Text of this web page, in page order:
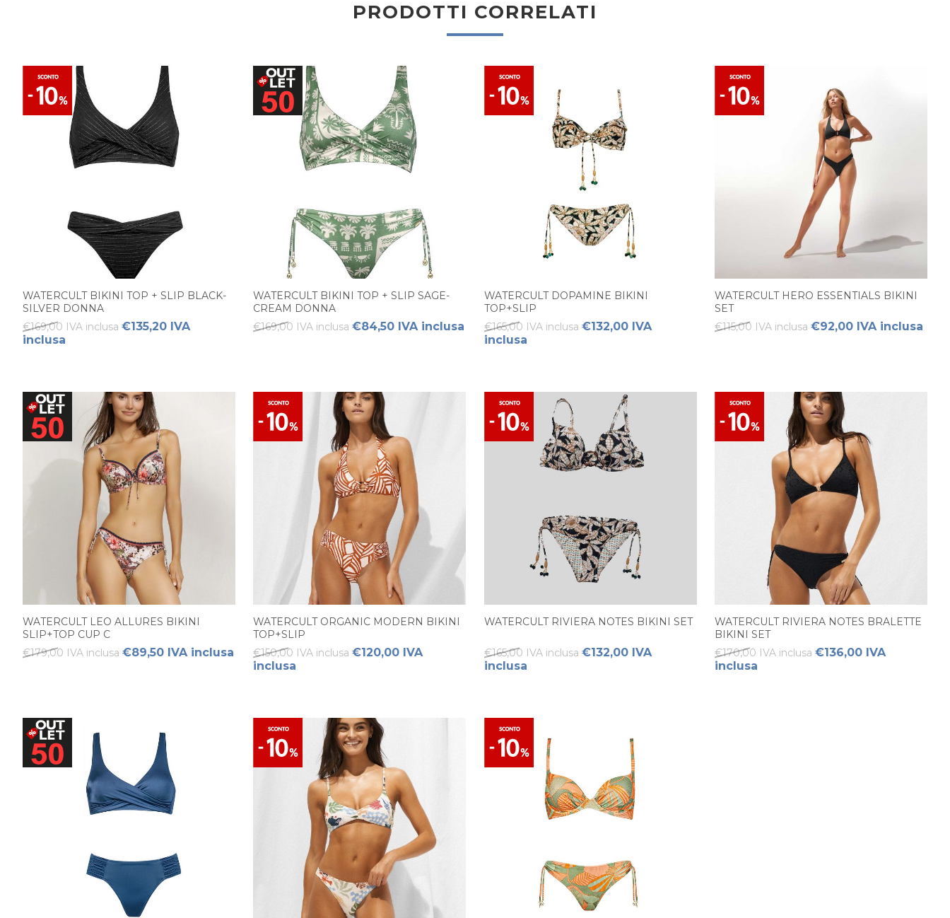
PRODOTTI CORRELATI
WATERCULT BIKINI TOP + SLIP BLACK-
SILVER DONNA
€169,00 IVA inclusa €135,20 IVA
inclusa
WATERCULT BIKINI TOP + SLIP SAGE-
CREAM DONNA
€169,00 IVA inclusa €84,50 IVA inclusa
WATERCULT DOPAMINE BIKINI
TOP+SLIP
€165,00 IVA inclusa €132,00 IVA
inclusa
WATERCULT HERO ESSENTIALS BIKINI
SET
€115,00 IVA inclusa €92,00 IVA inclusa
WATERCULT LEO ALLURES BIKINI
SLIP+TOP CUP C
€179,00 IVA inclusa €89,50 IVA inclusa
WATERCULT ORGANIC MODERN BIKINI
TOP+SLIP
€150,00 IVA inclusa €120,00 IVA
inclusa
WATERCULT RIVIERA NOTES BIKINI SET
€165,00 IVA inclusa €132,00 IVA
inclusa
WATERCULT RIVIERA NOTES BRALETTE
BIKINI SET
€170,00 IVA inclusa €136,00 IVA
inclusa